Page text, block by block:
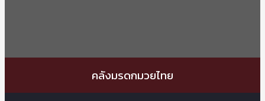
คลังมรดกมวยไทย